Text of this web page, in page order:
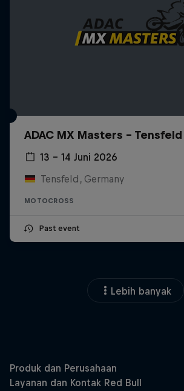
ADAC MX Masters – Tensfeld
13 – 14 Juni 2026
Tensfeld, Germany
MOTOCROSS
Past event
Lebih banyak